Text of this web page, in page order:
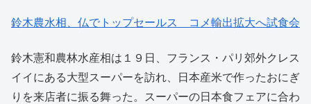
鈴木農水相、仏でトップセールス コメ輸出拡大へ試食会
鈴木憲和農林水産相は１９日、フランス・パリ郊外クレス
イイにある大型スーパーを訪れ、日本産米で作ったおにぎ
りを来店者に振る舞った。スーパーの日本食フェアに合わ